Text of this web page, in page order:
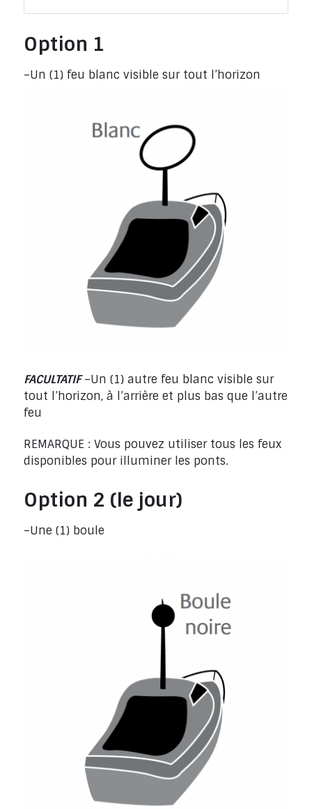
Option 1
–Un (1) feu blanc visible sur tout l’horizon
FACULTATIF–Un (1) autre feu blanc visible sur
tout l’horizon, à l’arrière et plus bas que l’autre
feu
REMARQUE : Vous pouvez utiliser tous les feux
disponibles pour illuminer les ponts.
Option 2 (le jour)
–Une (1) boule